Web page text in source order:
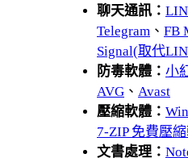
聊天通訊：
Telegram 、 FB
Signal(取代
防毒軟體： 小
AVG 、 Avast
壓縮軟體：
7-ZIP 免費壓
文書處理：